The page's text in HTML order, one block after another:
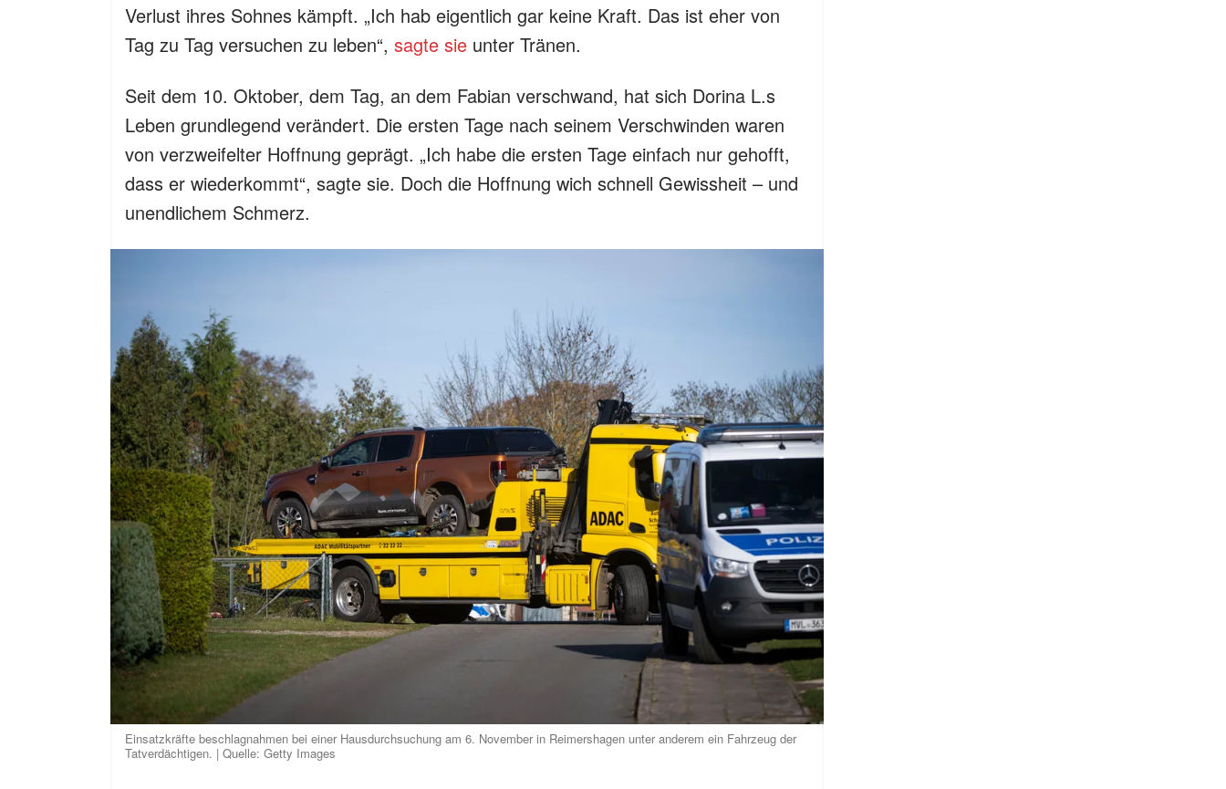
Verlust ihres Sohnes kämpft. „Ich hab eigentlich gar keine Kraft. Das ist eher von
Tag zu Tag versuchen zu leben“, sagte sie unter Tränen.
Seit dem 10. Oktober, dem Tag, an dem Fabian verschwand, hat sich Dorina L.s
Leben grundlegend verändert. Die ersten Tage nach seinem Verschwinden waren
von verzweifelter Hoffnung geprägt. „Ich habe die ersten Tage einfach nur gehofft,
dass er wiederkommt“, sagte sie. Doch die Hoffnung wich schnell Gewissheit – und
unendlichem Schmerz.
Einsatzkräfte beschlagnahmen bei einer Hausdurchsuchung am 6. November in Reimershagen unter anderem ein Fahrzeug der
Tatverdächtigen. | Quelle: Getty Images